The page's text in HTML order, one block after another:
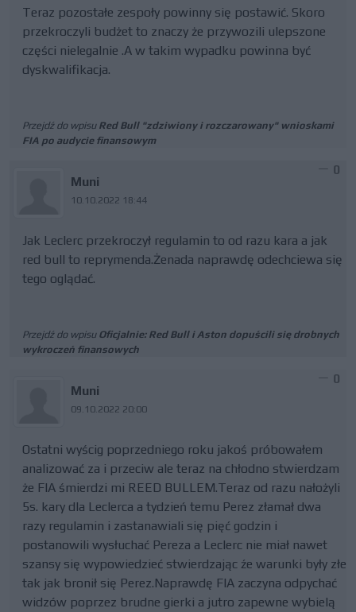
Teraz pozostałe zespoły powinny się postawić. Skoro
przekroczyli budżet to znaczy że przywozili ulepszone
części nielegalnie .A w takim wypadku powinna być
dyskwalifikacja.
Przejdź do wpisu Red Bull "zdziwiony i rozczarowany" wnioskami
FIA po audycie finansowym
Muni
10.10.2022 18:44
0
Jak Leclerc przekroczył regulamin to od razu kara a jak
red bull to reprymenda.Żenada naprawdę odechciewa się
tego oglądać.
Przejdź do wpisu Oficjalnie: Red Bull i Aston dopuścili się drobnych
wykroczeń finansowych
Muni
09.10.2022 20:00
0
Ostatni wyścig poprzedniego roku jakoś próbowałem
analizować za i przeciw ale teraz na chłodno stwierdzam
że FIA śmierdzi mi REED BULLEM.Teraz od razu nałożyli
5s. kary dla Leclerca a tydzień temu Perez złamał dwa
razy regulamin i zastanawiali się pięć godzin i
postanowili wysłuchać Pereza a Leclerc nie miał nawet
szansy się wypowiedzieć stwierdzając źe warunki były złe
tak jak bronił się Perez.Naprawdę FIA zaczyna odpychać
widzów poprzez brudne gierki a jutro zapewne wybielą